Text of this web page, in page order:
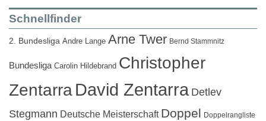
Schnellfinder
2. Bundesliga Andre Lange Arne Twer Bernd Stammnitz
Bundesliga Carolin Hildebrand Christopher
ZentarraDavid Zentarra Detlev
Stegmann Deutsche Meisterschaft Doppel Doppelrangliste